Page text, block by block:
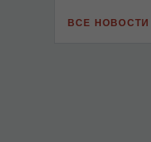
ВСЕ НОВОСТИ